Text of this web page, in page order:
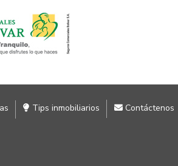
Tips inmobiliarios Contáctenos